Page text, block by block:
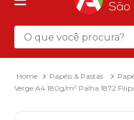
O que você procura?
Papéis & Pastas
Verge A4 180g/m² Palha 1872
Termos mais buscados
mochila
2º sacola
3º mala